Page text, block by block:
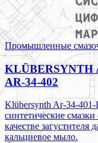
Промышленные
KLÜBERSYNTH
AR-34-402
Klübersynth Ar-34-
синтетические
качестве загустителя
кальциевое мыло.